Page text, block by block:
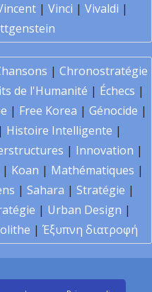
| Vinci | Vivaldi |
| Chronostratégie
de l'Humanité | Échecs |
| Free Korea | Génocide |
| Histoire Intelligente |
| Innovation |
| Koan | Mathématiques |
| Sahara | Stratégie |
| Urban Design |
| Έξυπνη διατροφή